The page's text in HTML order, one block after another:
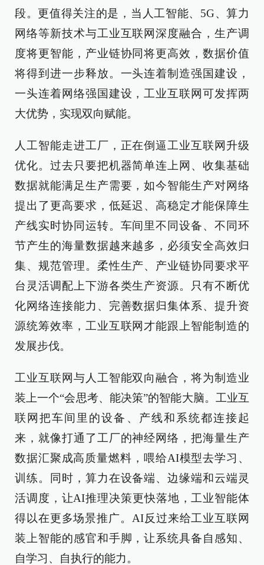
段。更值得关注的是，当人工智能、5G、算力
网络等新技术与工业互联网深度融合，生产调
度将更智能，产业链协同将更高效，数据价值
将得到进一步释放。一头连着制造强国建设，
一头连着网络强国建设，工业互联网可发挥两
大优势，实现双向赋能。
人工智能走进工厂，正在倒逼工业互联网升级
优化。过去只要把机器简单连上网、收集基础
数据就能满足生产需要，如今智能生产对网络
提出了更高要求，低延迟、高稳定才能保障生
产线实时协同运转。车间里不同设备、不同环
节产生的海量数据越来越多，必须安全高效归
集、规范管理。柔性生产、产业链协同要求平
台灵活调配上下游各类生产资源。只有不断优
化网络连接能力、完善数据归集体系、提升资
源统筹效率，工业互联网才能跟上智能制造的
发展步伐。
工业互联网与人工智能双向融合，将为制造业
装上一个“会思考、能决策”的智能大脑。工业互
联网把车间里的设备、产线和系统都连接起
来，就像打通了工厂的神经网络，把海量生产
数据汇聚成高质量燃料，喂给AI模型去学习、
训练。同时，算力在设备端、边缘端和云端灵
活调度，让AI推理决策更快落地，工业智能体
得以在更多场景推广。AI反过来给工业互联网
装上智能的感官和手脚，让系统具备自感知、
自学习、自执行的能力。